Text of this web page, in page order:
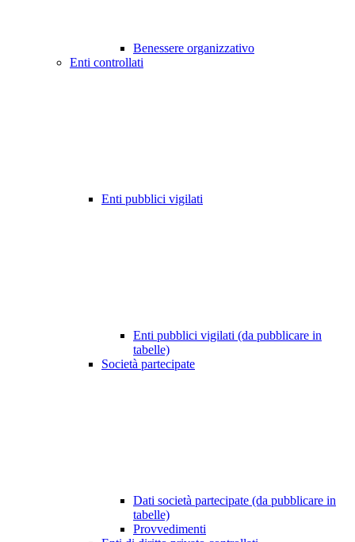
Benessere organizzativo
Enti controllati
Enti pubblici vigilati
Enti pubblici vigilati (da pubblicare in
tabelle)
Società partecipate
Dati società partecipate (da pubblicare in
tabelle)
Provvedimenti